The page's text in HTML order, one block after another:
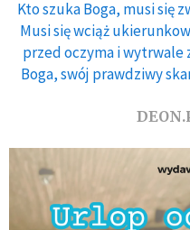
Kto szuka Boga, musi się
Musi się wciąż
przed oczyma i wytrwale
Boga, swój prawdziwy